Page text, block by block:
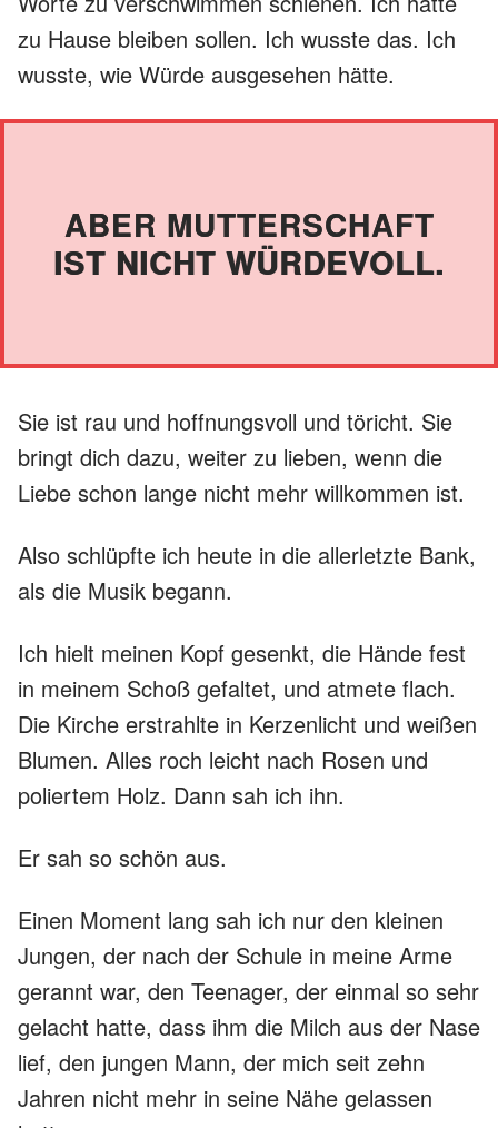
zu Hause bleiben sollen. Ich wusste das. Ich
wusste, wie Würde ausgesehen hätte.
ABER MUTTERSCHAFT
IST NICHT WÜRDEVOLL.
Sie ist rau und hoffnungsvoll und töricht. Sie
bringt dich dazu, weiter zu lieben, wenn die
Liebe schon lange nicht mehr willkommen ist.
Also schlüpfte ich heute in die allerletzte Bank,
als die Musik begann.
Ich hielt meinen Kopf gesenkt, die Hände fest
in meinem Schoß gefaltet, und atmete flach.
Die Kirche erstrahlte in Kerzenlicht und weißen
Blumen. Alles roch leicht nach Rosen und
poliertem Holz. Dann sah ich ihn.
Er sah so schön aus.
Einen Moment lang sah ich nur den kleinen
Jungen, der nach der Schule in meine Arme
gerannt war, den Teenager, der einmal so sehr
gelacht hatte, dass ihm die Milch aus der Nase
lief, den jungen Mann, der mich seit zehn
Jahren nicht mehr in seine Nähe gelassen